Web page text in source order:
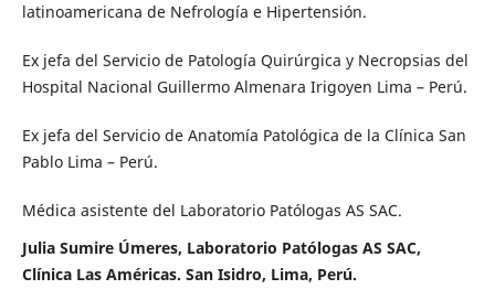
latinoamericana de Nefrología e Hipertensión.
Ex jefa del Servicio de Patología Quirúrgica y Necropsias del
Hospital Nacional Guillermo Almenara Irigoyen Lima – Perú.
Ex jefa del Servicio de Anatomía Patológica de la Clínica San
Pablo Lima – Perú.
Médica asistente del Laboratorio Patólogas AS SAC.
Julia Sumire Úmeres, Laboratorio Patólogas AS SAC,
Clínica Las Américas. San Isidro, Lima, Perú.